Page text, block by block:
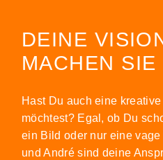
DEINE
MACHEN SIE
Hast Du auch eine
möchtest? Egal, ob Du
ein Bild oder nur eine
und André sind deine